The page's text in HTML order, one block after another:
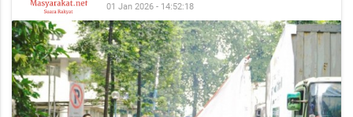
01 Jan 2026 - 14:52:18